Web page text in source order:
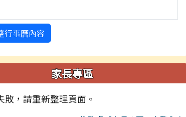
行事曆內容
家長專區
敗，請重新整理頁面。